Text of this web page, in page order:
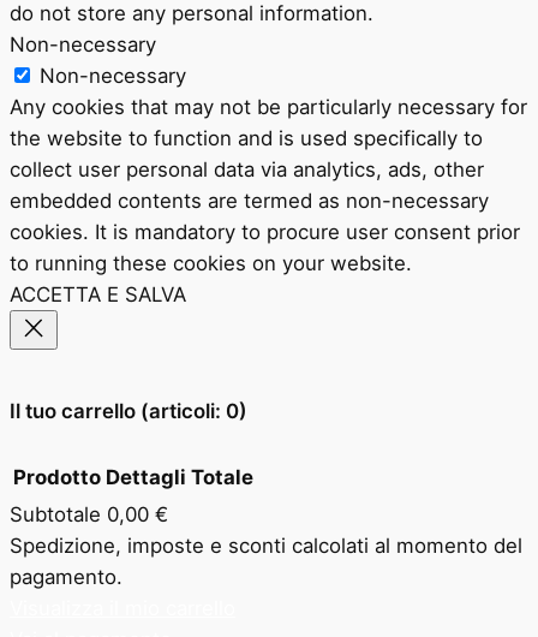
do not store any personal information.
Non-necessary
Non-necessary
Any cookies that may not be particularly necessary for
the website to function and is used specifically to
collect user personal data via analytics, ads, other
embedded contents are termed as non-necessary
cookies. It is mandatory to procure user consent prior
to running these cookies on your website.
ACCETTA E SALVA
Il tuo carrello (articoli: 0)
Prodotti
nel
Prodotto Dettagli Totale
Subtotale 0,00 €
Spedizione, imposte e sconti calcolati al momento del
pagamento.